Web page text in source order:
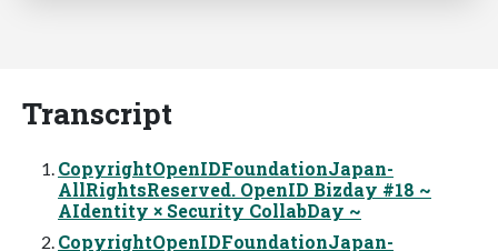
Transcript
CopyrightOpenIDFoundationJapan-
AllRightsReserved. OpenID Bizday #18 ~
AIdentity × Security CollabDay ~
CopyrightOpenIDFoundationJapan-